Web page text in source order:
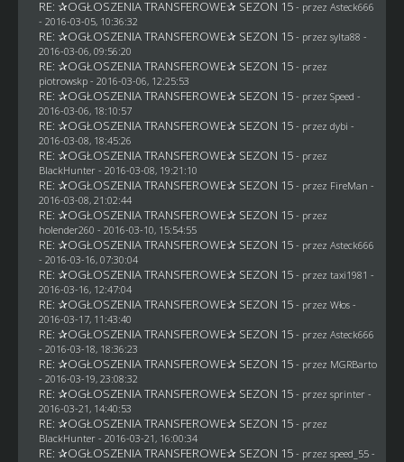
RE: ✰OGŁOSZENIA TRANSFEROWE✰ SEZON 15 - przez Asteck666
- 2016-03-05, 10:36:32
RE: ✰OGŁOSZENIA TRANSFEROWE✰ SEZON 15 - przez sylta88 -
2016-03-06, 09:56:20
RE: ✰OGŁOSZENIA TRANSFEROWE✰ SEZON 15 - przez
piotrowskp- 2016-03-06, 12:25:53
RE: ✰OGŁOSZENIA TRANSFEROWE✰ SEZON 15 - przez Speed -
2016-03-06, 18:10:57
RE: ✰OGŁOSZENIA TRANSFEROWE✰ SEZON 15 - przez dybi -
2016-03-08, 18:45:26
RE: ✰OGŁOSZENIA TRANSFEROWE✰ SEZON 15 - przez
BlackHunter- 2016-03-08, 19:21:10
RE: ✰OGŁOSZENIA TRANSFEROWE✰ SEZON 15 - przez FireMan -
2016-03-08, 21:02:44
RE: ✰OGŁOSZENIA TRANSFEROWE✰ SEZON 15 - przez
holender260 - 2016-03-10, 15:54:55
RE: ✰OGŁOSZENIA TRANSFEROWE✰ SEZON 15 - przez Asteck666
- 2016-03-16, 07:30:04
RE: ✰OGŁOSZENIA TRANSFEROWE✰ SEZON 15 - przez taxi1981 -
2016-03-16, 12:47:04
RE: ✰OGŁOSZENIA TRANSFEROWE✰ SEZON 15 - przez Włos-
2016-03-17, 11:43:40
RE: ✰OGŁOSZENIA TRANSFEROWE✰ SEZON 15 - przez Asteck666
- 2016-03-18, 18:36:23
RE: ✰OGŁOSZENIA TRANSFEROWE✰ SEZON 15 - przez MGRBarto
- 2016-03-19, 23:08:32
RE: ✰OGŁOSZENIA TRANSFEROWE✰ SEZON 15 - przez sprinter -
2016-03-21, 14:40:53
RE: ✰OGŁOSZENIA TRANSFEROWE✰ SEZON 15 - przez
BlackHunter- 2016-03-21, 16:00:34
RE: ✰OGŁOSZENIA TRANSFEROWE✰ SEZON 15 - przez speed_55 -